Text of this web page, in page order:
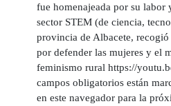
fue homenajeada por su labor
sector STEM (de ciencia,
provincia de Albacete,
por defender las mujeres y el
feminismo rural https://
campos obligatorios están
en este navegador para la